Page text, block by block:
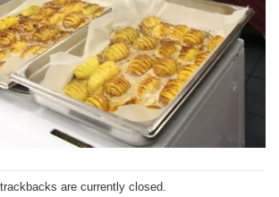
are currently closed.